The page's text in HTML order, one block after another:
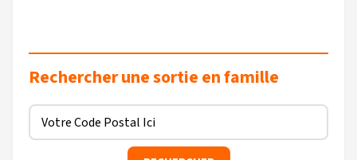
Rechercher une sortie en famille